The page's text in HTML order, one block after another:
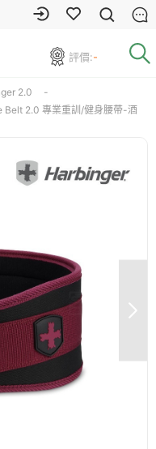
評價:-
2.0
-
Belt 2.0 專業重訓/健身腰帶-酒